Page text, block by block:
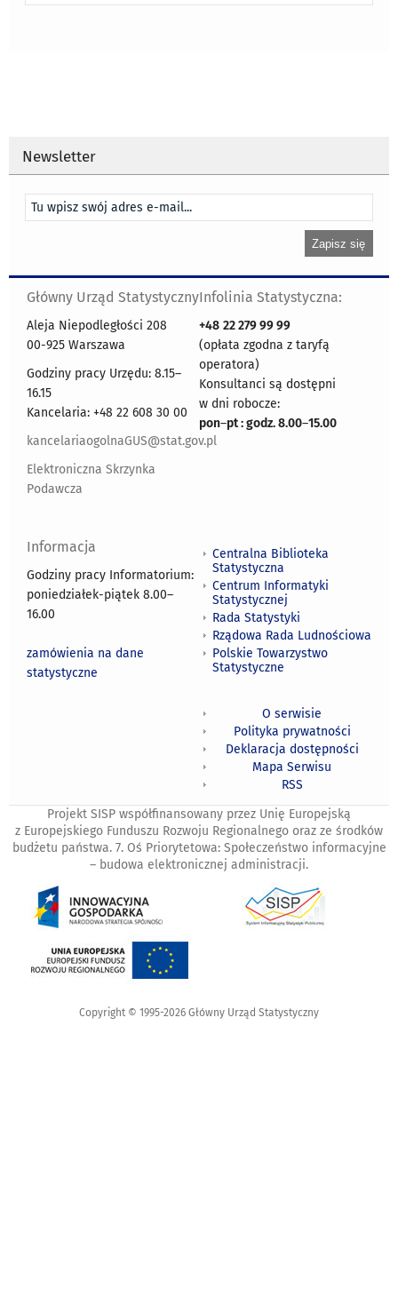
Newsletter
Główny Urząd Statystyczny
Aleja Niepodległości 208
00-925 Warszawa
Godziny pracy Urzędu: 8.15–
16.15
Kancelaria: +48 22 608 30 00
kancelariaogolnaGUS@stat.gov.pl
Elektroniczna Skrzynka
Podawcza
Infolinia Statystyczna:
+48 22 279 99 99
(opłata zgodna z taryfą
operatora)
Konsultanci są dostępni
w dni robocze:
pon–pt : godz. 8.00–15.00
Informacja
Godziny pracy Informatorium:
poniedziałek-piątek 8.00–
16.00
zamówienia na dane
statystyczne
Centralna Biblioteka
Statystyczna
Centrum Informatyki
Statystycznej
Rada Statystyki
Rządowa Rada Ludnościowa
Polskie Towarzystwo
Statystyczne
O serwisie
Polityka prywatności
Deklaracja dostępności
Mapa Serwisu
RSS
Projekt SISP współfinansowany przez Unię Europejską
z Europejskiego Funduszu Rozwoju Regionalnego oraz ze środków
budżetu państwa. 7. Oś Priorytetowa: Społeczeństwo informacyjne
– budowa elektronicznej administracji.
Copyright © 1995-2026 Główny Urząd Statystyczny